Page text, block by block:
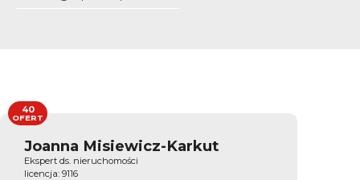
Joanna Misiewicz-Karkut
Ekspert ds. nieruchomości
licencja: 9116
40
OFERT